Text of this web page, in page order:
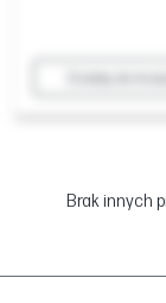
Brak innych